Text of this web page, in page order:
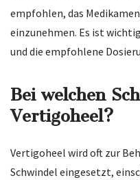
empfohlen, das
einzunehmen. Es ist
und die empfohlene
Bei welchen
Vertigoheel?
Vertigoheel wird oft zur
Schwindel eingesetzt,